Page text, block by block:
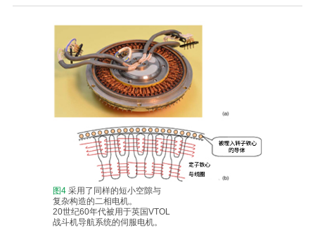
图4采用了同样的短小空隙与
复杂构造的二相电机。
20世纪60年代被用于英国VTOL
战斗机导航系统的伺服电机。